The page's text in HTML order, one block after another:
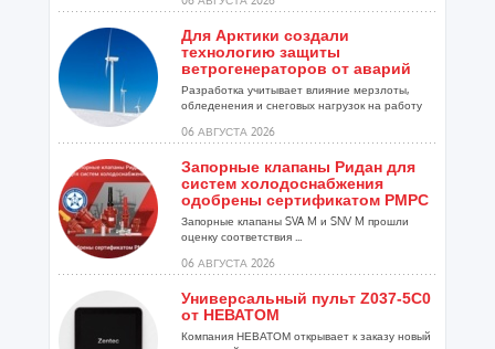
Для Арктики создали
технологию защиты
ветрогенераторов от аварий
Разработка учитывает влияние мерзлоты,
обледенения и снеговых нагрузок на работу
06 АВГУСТА 2026
Запорные клапаны Ридан для
систем холодоснабжения
одобрены сертификатом РМРС
Запорные клапаны SVA M и SNV M прошли
оценку соответствия ...
06 АВГУСТА 2026
Универсальный пульт Z037-5C0
от НЕВАТОМ
Компания НЕВАТОМ открывает к заказу новый